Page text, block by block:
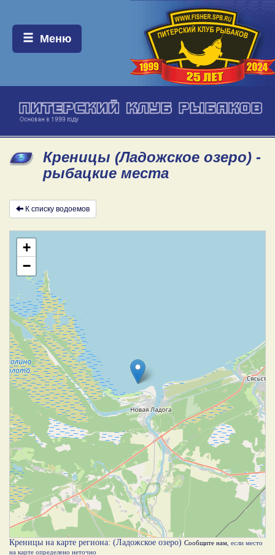
Меню:
Меню
Креницы (Ладожское озеро) -
рыбацкие места
К списку водоемов
+
−
Креницы на карте региона: (Ладожское озеро) Сообщите нам , если место
на карте определено неточно